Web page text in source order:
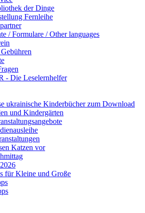
der Dinge
Fernleihe
/ Formulare / Other languages
- Die Leselernhelfer
ukrainische Kinderbücher zum Download
und Kindergärten
Katzen vor
für Kleine und Große